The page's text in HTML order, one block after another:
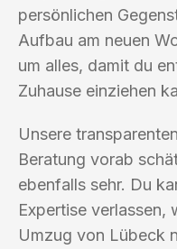
persönlichen
Aufbau am neuen
um alles, damit du
Zuhause einziehen
Unsere
Beratung vorab
ebenfalls sehr. Du
Expertise verlassen,
Umzug von Lübeck